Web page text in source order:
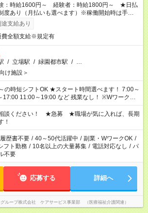
：時給1600円～ 経験者：時給1800円～ ★日払
度あり（月払いも選べます）※稼働開始時は手続き
支払いとなります。
支給あり
費全額支給※規定有
/ 立場駅 / 緑園都市駅 / …
け施設＞
OK ★スタート時間選べます！ 7:00～
11:00～19:00 など 残業なし！ ※Wワークの
仕事と合わせ週40時間超の就業はご案内できませ
づき、週20時間以上勤務は社会保険への加入対象
労働者派遣法（日雇い派遣の原則禁止）により、
間の就業はご案内が難しい場合があります
談ください！ ★急募 ★職場が気に入れば、長期
！
履歴書不要 / 40～50代活躍中 / 副業・WワークOK /
フト勤務 / 10名以上の大量募集 / 電話対応なし / パ
不要
応募する 詳細へ
グループ株式会社 ケアサービス事業部 （医療福祉介護関連）